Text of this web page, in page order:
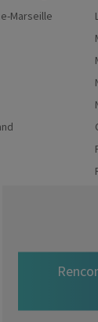
Marseille